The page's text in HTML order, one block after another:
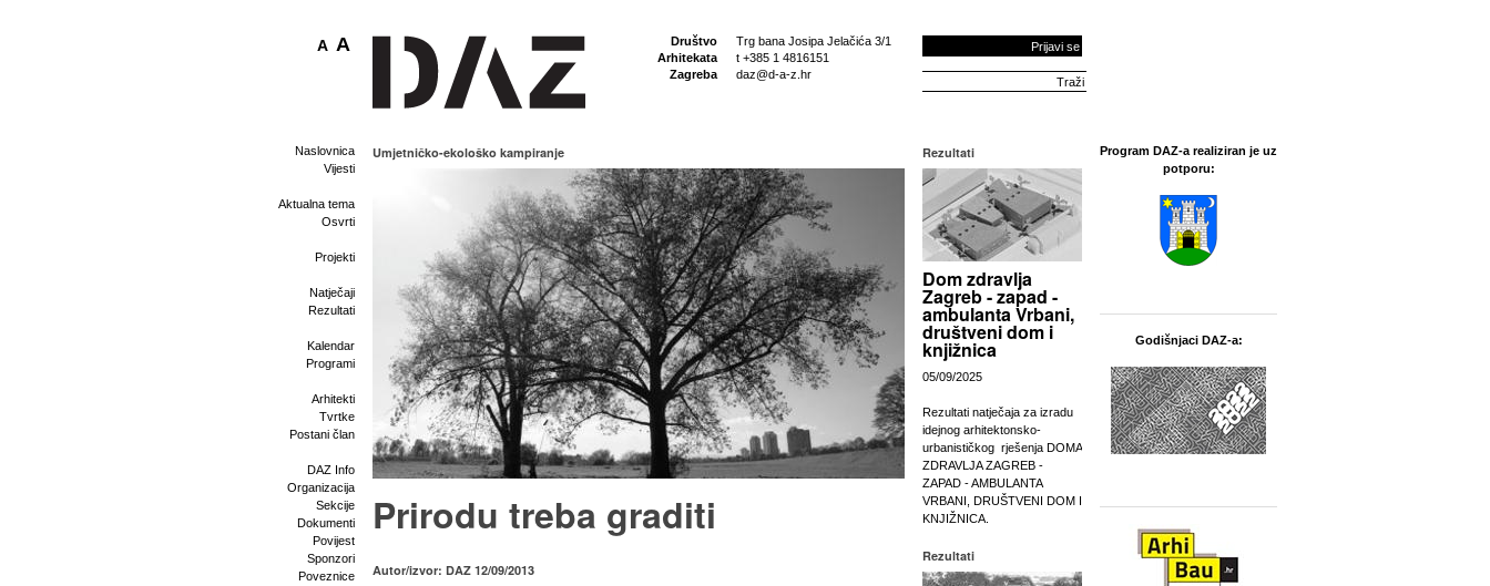
Društvo
Arhitekata
Zagreba
Trg bana Josipa Jelačića 3/1
t +385 1 4816151
daz@d-a-z.hr
Prijavi se
A A
Naslovnica
Vijesti
Aktualna tema
Osvrti
Projekti
Natječaji
Rezultati
Kalendar
Programi
Arhitekti
Tvrtke
Postani član
DAZ Info
Organizacija
Sekcije
Dokumenti
Povijest
Sponzori
Poveznice
Umjetničko-ekološko kampiranje
Prirodu treba graditi
Autor/izvor: DAZ 12/09/2013
Rezultati
Dom zdravlja
Zagreb - zapad -
ambulanta Vrbani,
društveni dom i
knjižnica
05/09/2025
Rezultati natječaja za izradu
idejnog arhitektonsko-
urbanističkog rješenja DOMA
ZDRAVLJA ZAGREB -
ZAPAD - AMBULANTA
VRBANI, DRUŠTVENI DOM I
KNJIŽNICA.
Rezultati
Program DAZ-a realiziran je uz
potporu:
Godišnjaci DAZ-a: